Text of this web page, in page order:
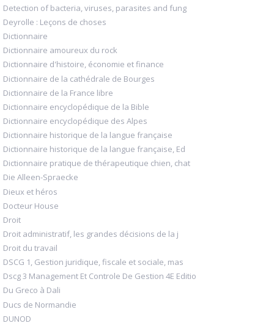
Detection of bacteria, viruses, parasites and fung
Deyrolle : Leçons de choses
Dictionnaire
Dictionnaire amoureux du rock
Dictionnaire d'histoire, économie et finance
Dictionnaire de la cathédrale de Bourges
Dictionnaire de la France libre
Dictionnaire encyclopédique de la Bible
Dictionnaire encyclopédique des Alpes
Dictionnaire historique de la langue française
Dictionnaire historique de la langue française, Ed
Dictionnaire pratique de thérapeutique chien, chat
Die Alleen-Spraecke
Dieux et héros
Docteur House
Droit
Droit administratif, les grandes décisions de la j
Droit du travail
DSCG 1, Gestion juridique, fiscale et sociale, mas
Dscg 3 Management Et Controle De Gestion 4E Editio
Du Greco à Dali
Ducs de Normandie
DUNOD